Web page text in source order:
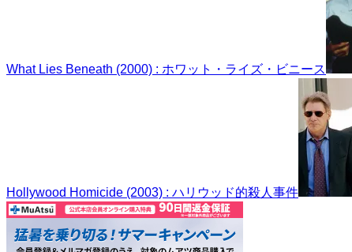
What Lies Beneath (2000) : ホワット・ライズ・ビニース
Hollywood Homicide (2003) : ハリウッド的殺人事件